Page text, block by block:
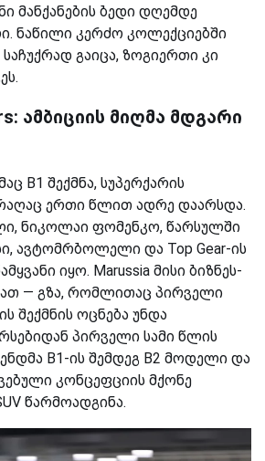
მანქანების ბედი დღემდე
ნაწილი კერძო კოლექციებში
გაიცა, ზოგიერთი კი
ამბიციის მიღმა მდგარი
B1 შექმნა, სუპერქარის
ერთი წლით ადრე დაარსდა.
ნიკოლაი ფომენკო, წარსულში
ავტომრბოლელი და Top Gear-ის
იყო. Marussia მისი ბიზნეს-
— გზა, რომლითაც პირველი
შექმნის ოცნება უნდა
პირველი სამი წლის
B1-ის შემდეგ B2 მოდელი და
კონცეფციის მქონე
წარმოადგინა.